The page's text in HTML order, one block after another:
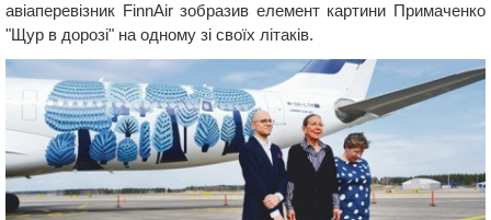
авіаперевізник FinnAir зобразив елемент картини Примаченко
"Щур в дорозі" на одному зі своїх літаків.